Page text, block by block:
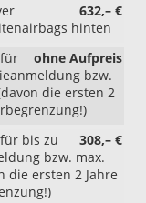
632,– €
hinten
ohne Aufpreis
bzw.
die ersten 2
308,– €
bis zu
bzw. max.
die ersten 2 Jahre